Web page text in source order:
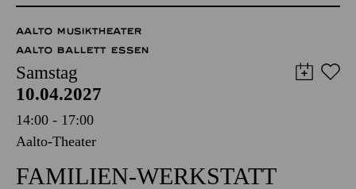
45,00 40,00 34,00 30,00
AALTO MUSIKTHEATER
AALTO BALLETT ESSEN
Samstag
10.04.2027
14:00 - 17:00